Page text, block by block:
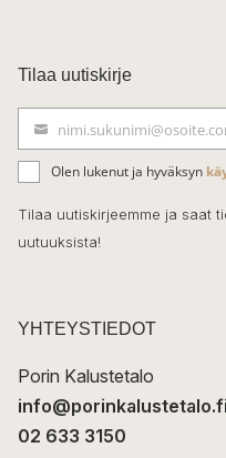
c
e
b
o
o
k
Tilaa uutiskirje
ä
h
k
t
Olen lukenut ja hyväksyn
Tilaa uutiskirjeemme ja saat
uutuuksista!
YHTEYSTIEDOT
Porin Kalustetalo
info@porinkalustetalo.fi
02 633 3150